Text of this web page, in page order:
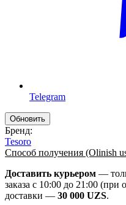
Telegram
Бренд:
Tesoro
Способ получения (Olinish
Доставить курьером —
заказа с 10:00 до 21:00
доставки — 30 000 UZS.